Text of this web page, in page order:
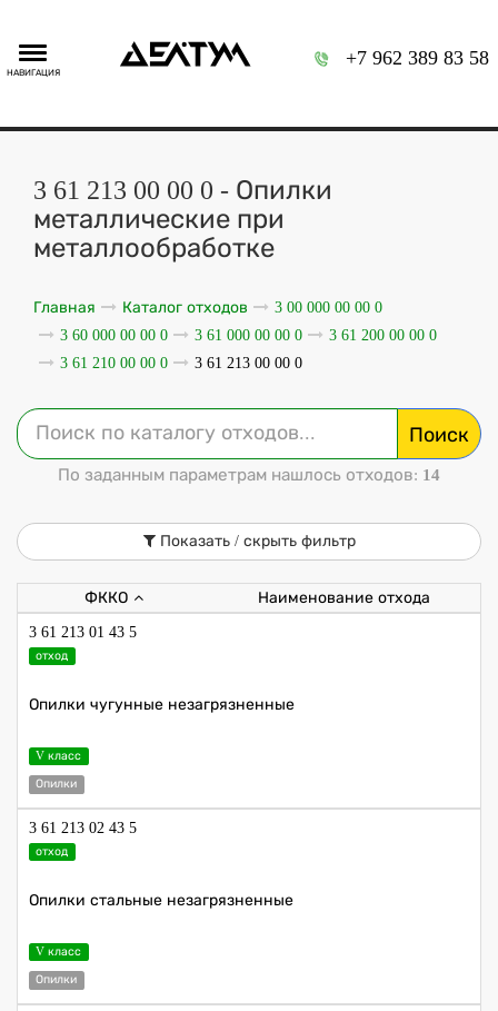
НАВИГАЦИЯ
+7 962 389 83 58
3 61 213 00 00 0 - Опилки
металлические при
металлообработке
Главная Каталог отходов
3 00 000 00 00 0
3 60 000 00 00 0
3 61 000 00 00 0
3 61 200 00 00 0
3 61 210 00 00 0
3 61 213 00 00 0
Поиск
По заданным параметрам нашлось отходов: 14
Показать / скрыть фильтр
ФККО Наименование отхода
3 61 213 01 43 5
отход
Опилки чугунные незагрязненные
V класс
Опилки
3 61 213 02 43 5
отход
Опилки стальные незагрязненные
V класс
Опилки